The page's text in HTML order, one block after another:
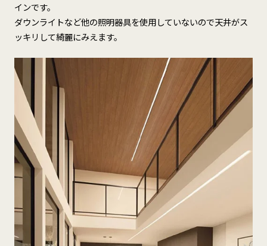
インです。
ダウンライトなど他の照明器具を使用していないので天井がス
ッキリして綺麗にみえます。